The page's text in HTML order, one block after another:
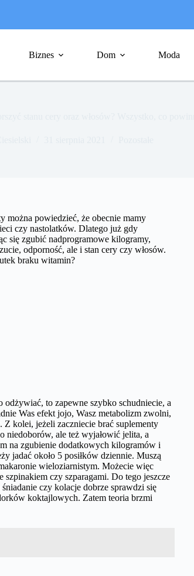
Biznes Dom Moda
można powiedzieć, że obecnie mamy
czy nastolatków. Dlatego już gdy
się zgubić nadprogramowe kilogramy,
odporność, ale i stan cery czy włosów.
braku witamin?
odżywiać, to zapewne szybko schudniecie, a
Was efekt jojo, Wasz metabolizm zwolni,
Z kolei, jeżeli zaczniecie brać suplementy
niedoborów, ale też wyjałowić jelita, a
na zgubienie dodatkowych kilogramów i
jadać około 5 posiłków dziennie. Muszą
wieloziarnistym. Możecie więc
czy szparagami. Do tego jeszcze
czy kolacje dobrze sprawdzi się
koktajlowych. Zatem teoria brzmi